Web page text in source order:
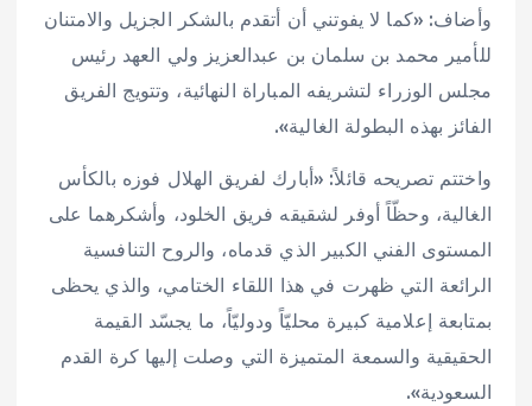
وأضاف: «كما لا يفوتني أن أتقدم بالشكر الجزيل والامتنان
للأمير محمد بن سلمان بن عبدالعزيز ولي العهد رئيس
مجلس الوزراء لتشريفه المباراة النهائية، وتتويج الفريق
الفائز بهذه البطولة الغالية».
واختتم تصريحه قائلاً: «أبارك لفريق الهلال فوزه بالكأس
الغالية، وحظّاً أوفر لشقيقه فريق الخلود، وأشكرهما على
المستوى الفني الكبير الذي قدماه، والروح التنافسية
الرائعة التي ظهرت في هذا اللقاء الختامي، والذي يحظى
بمتابعة إعلامية كبيرة محليّاً ودوليّاً، ما يجسّد القيمة
الحقيقية والسمعة المتميزة التي وصلت إليها كرة القدم
السعودية».